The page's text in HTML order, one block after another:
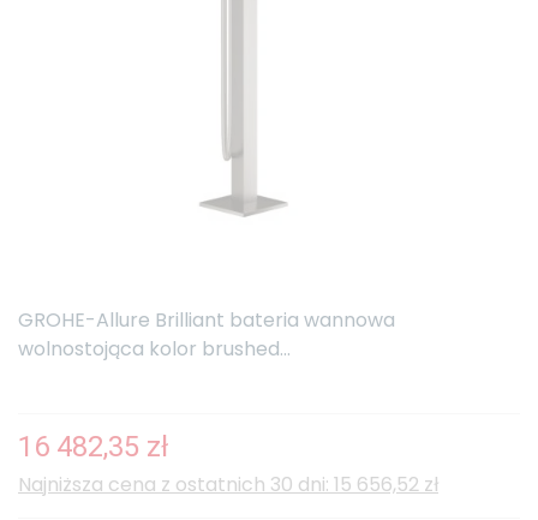
GROHE-Allure Brilliant bateria wannowa
wolnostojąca kolor brushed...
16 482,35 zł
Najniższa cena z ostatnich 30 dni: 15 656,52 zł